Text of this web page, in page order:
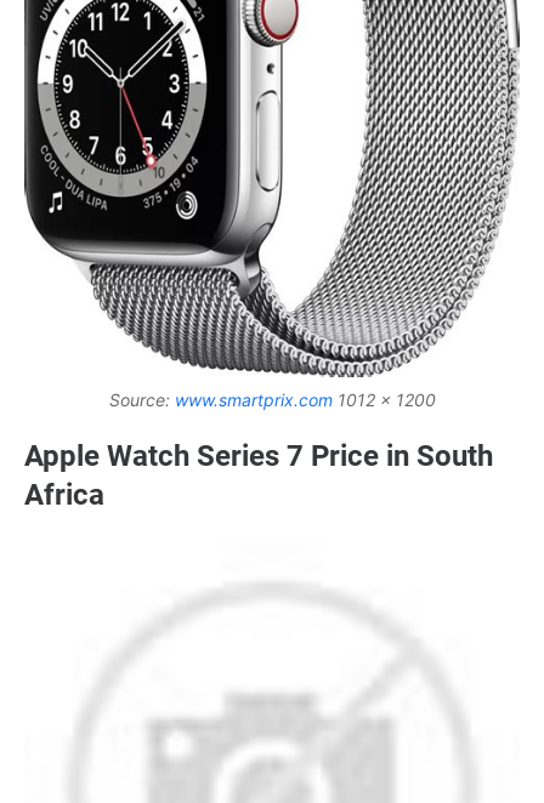
Source: www.smartprix.com1012 x 1200
Apple Watch Series 7 Price in South
Africa